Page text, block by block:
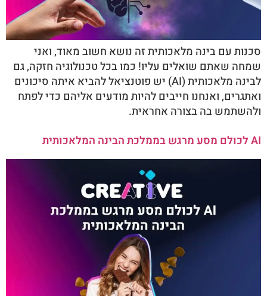
סכנות עם בינה מלאכותית זה נושא חשוב מאוד, ואני
שמחה שאתם שואלים עליו! כמו בכל טכנולוגיה חזקה, גם
לבינה מלאכותית (AI) יש פוטנציאל להביא איתה סיכונים
ואתגרים, ואנחנו חייבים להיות מודעים אליהם כדי לפתח
ולהשתמש בה בצורה אחראית.
AI לכולם מסע מרגש בממלכת הבינה המלאכותית